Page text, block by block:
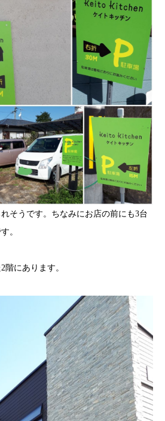
そうです。ちなみにお店の前にも3台
。
階にあります。